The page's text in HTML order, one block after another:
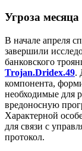
Угроза месяца
В начале апреля
завершили
банковского
Trojan.Dridex.49.
компонента,
необходимые для
вредоносную
Характерной
для связи с
протокол.